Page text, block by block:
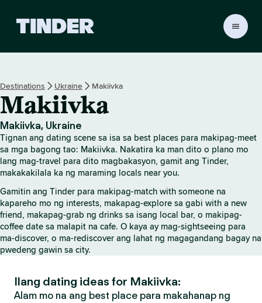
r
H
o
e
Destinations Ukraine Makiivka
Makiivka
Makiivka, Ukraine
Tignan ang dating scene sa isa sa best places para makipag-meet
sa mga bagong tao: Makiivka. Nakatira ka man dito o plano mo
lang mag-travel para dito magbakasyon, gamit ang Tinder,
makakakilala ka ng maraming locals near you.
Gamitin ang Tinder para makipag-match with someone na
kapareho mo ng interests, makapag-explore sa gabi with a new
friend, makapag-grab ng drinks sa isang local bar, o makipag-
coffee date sa malapit na cafe. O kaya ay mag-sightseeing para
ma-discover, o ma-rediscover ang lahat ng magagandang bagay na
pwedeng gawin sa city.
Ilang dating ideas for Makiivka:
Alam mo na ang best place para makahanap ng